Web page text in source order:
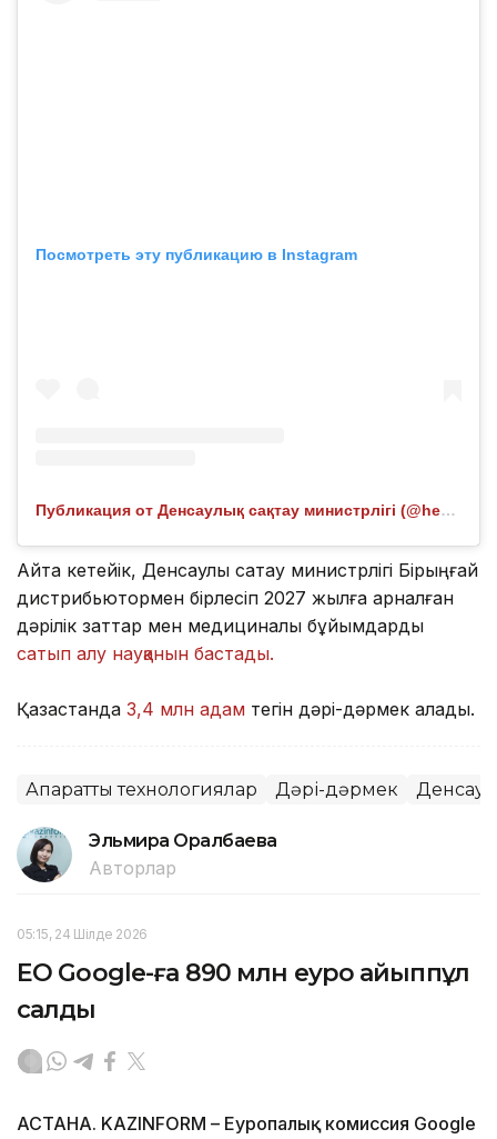
Посмотреть эту публикацию в Instagram
Публикация от Денсаулық сақтау министрлігі (@healthcare.gov.kz)
Айта кетейік, Денсаулық сақтау министрлігі Бірыңғай
дистрибьютормен бірлесіп 2027 жылға арналған
дәрілік заттар мен медициналық бұйымдарды
сатып алу науқанын бастады.
Қазақстанда 3,4 млн адам тегін дәрі-дәрмек алады.
Ақпараттық технологиялар Дәрі-дәрмек
Эльмира Оралбаева
Авторлар
05:15, 24 Шілде 2026
ЕО Google-ға 890 млн еуро айыппұл
салды
АСТАНА. KAZINFORM – Еуропалық комиссия Google